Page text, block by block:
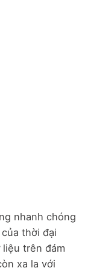
nhanh chóng
thời đại
trên đám
xa lạ với